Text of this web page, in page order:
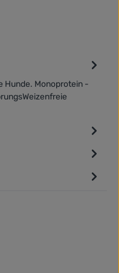
Monoprotein -